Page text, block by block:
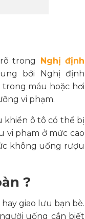
trong
Nghị định
bởi Nghị định
trong máu hoặc hơi
vi phạm.
khiển ô tô có thể bị
vi phạm ở mức cao
không uống rượu
?
giao lưu bạn bè.
uống cần biết